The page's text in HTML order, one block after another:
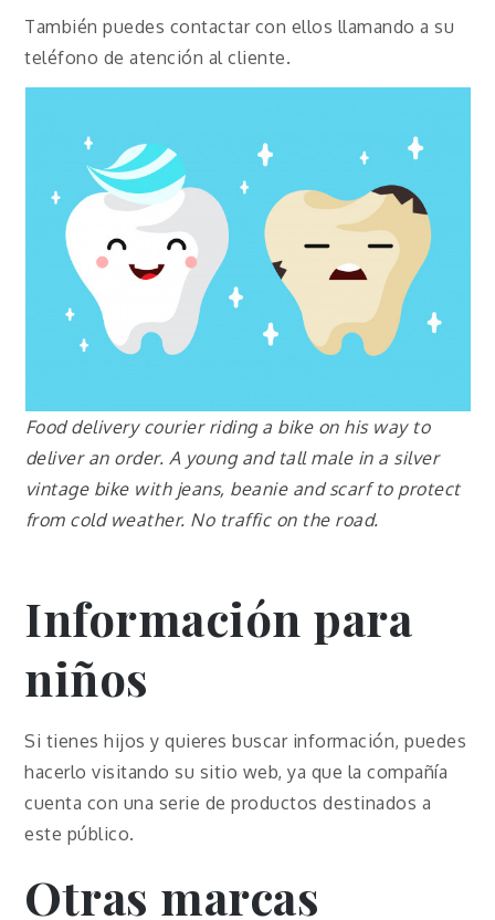
También puedes contactar con ellos llamando a su
teléfono de atención al cliente.
Food delivery courier riding a bike on his way to
deliver an order. A young and tall male in a silver
vintage bike with jeans, beanie and scarf to protect
from cold weather. No traffic on the road.
Información para
niños
Si tienes hijos y quieres buscar información, puedes
hacerlo visitando su sitio web, ya que la compañía
cuenta con una serie de productos destinados a
este público.
Otras marcas